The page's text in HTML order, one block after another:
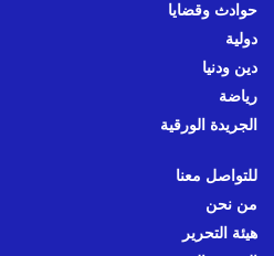
حوادث وقضايا
دولية
دين ودنيا
رياضة
الجريدة الورقية
للتواصل معنا
من نحن
هيئة التحرير